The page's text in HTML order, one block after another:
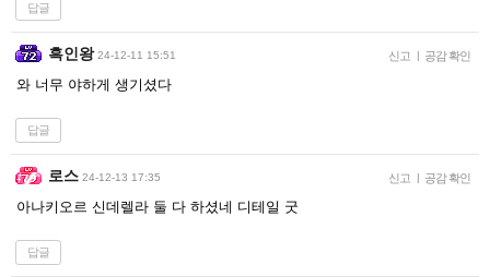
답글
흑인왕 24-12-11 15:51 신고 | 공감 확인
와 너무 야하게 생기셨다
답글
로스 24-12-13 17:35 신고 | 공감 확인
아나키오르 신데렐라 둘 다 하셨네 디테일 굿
답글